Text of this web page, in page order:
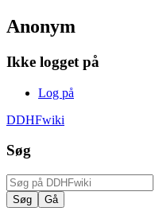
Anonym
Ikke logget på
Log på
DDHFwiki
Søg